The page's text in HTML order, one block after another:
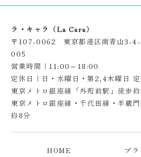
ラ・キャラ（La Cara）
〒107-0062 東京都港区南青山3-
005
営業時間｜11:00～18:00
定休日｜日・水曜日・第2,4木曜日 定
東京メトロ銀座線「外苑前駅」徒歩
東京メトロ銀座線・千代田線・半蔵
約8分
HOME プ